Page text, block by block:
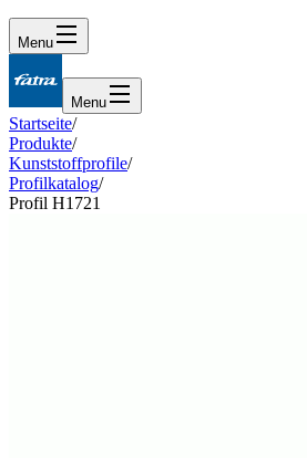
Menu
Menu
Startseite/
Produkte/
Kunststoffprofile/
Profilkatalog/
Profil H1721